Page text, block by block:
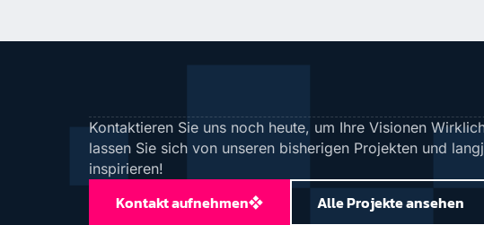
Kontaktieren Sie uns noch heute, um Ihre Visionen
lassen Sie sich von unseren bisherigen Projekten und
inspirieren!
Kontakt aufnehmen Alle Projekte ansehen